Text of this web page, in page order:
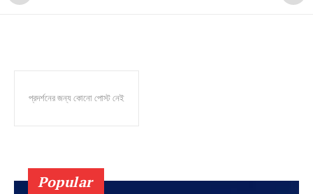
প্রদর্শনের জন্য কোনো পোস্ট নেই
Popular